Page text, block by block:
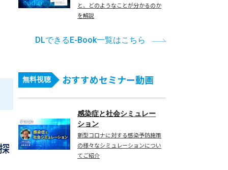
と、どのようなことが分かるのか
を解説
DLできるE-Book一覧はこちら
無料視聴 おすすめセミナー動画
感染症と社会シミュレー
ション
新型コロナに対する感染予防施策
の様々なシミュレーションについ
てご紹介